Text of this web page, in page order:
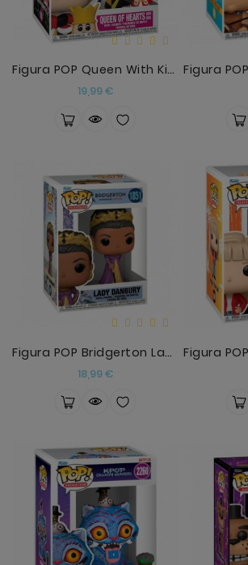
Figura POP Queen With King
19,99 €Precio
Figura POP Bridgerton Lady Danbury
18,99 €Precio